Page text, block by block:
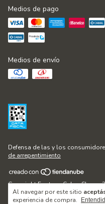
Al navegar por este sitio
experiencia de compra.
Medios de pago
Medios de envío
Defensa de las y los
de arrepentimiento
Copyright Fontana Cakes Shop -
derechos reservados.